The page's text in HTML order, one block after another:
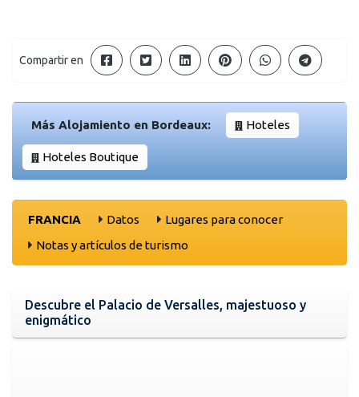
Compartir en
Más Alojamiento en Bordeaux: Hoteles
Hoteles Boutique
FRANCIA Datos
Lugares para conocer
Notas y artículos de turismo
Descubre el Palacio de Versalles, majestuoso y
enigmático